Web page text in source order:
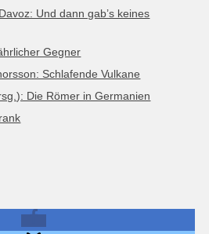
Und dann gab’s keines
Gegner
Schlafende Vulkane
Die Römer in Germanien